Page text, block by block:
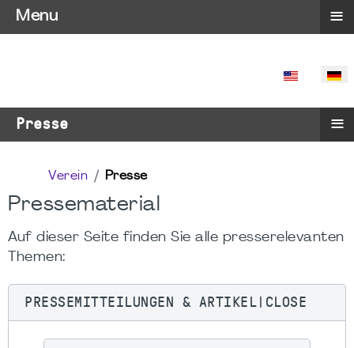
SPRACHE
Presse ≡
Verein Presse
Pressematerial
Auf dieser Seite finden Sie alle presserelevanten
Themen:
PRESSEMITTEILUNGEN & ARTIKEL|CLOSE
Menu ≡